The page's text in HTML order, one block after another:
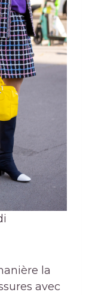
la
avec